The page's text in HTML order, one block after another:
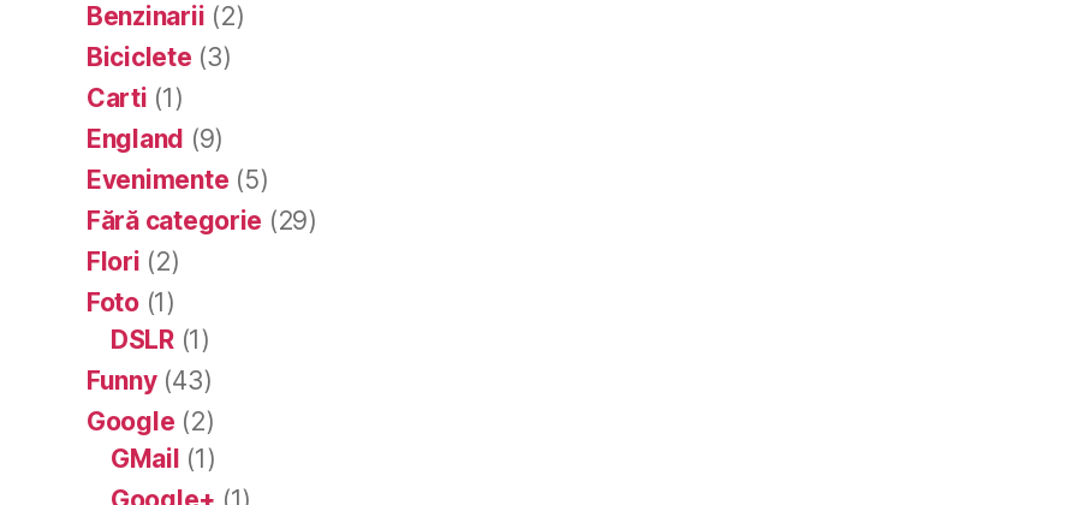
Benzinarii (2)
Biciclete (3)
Carti (1)
England (9)
Evenimente (5)
Fără categorie (29)
Flori (2)
Foto(1)
DSLR(1)
Funny(43)
Google (2)
GMail (1)